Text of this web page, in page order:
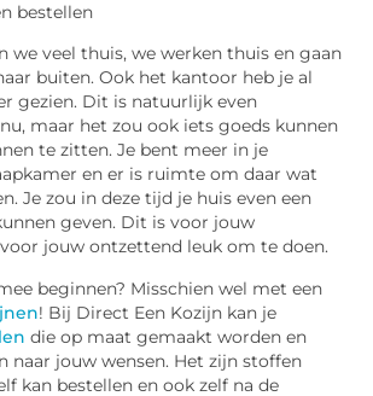
bestellen
we veel thuis, we werken thuis en gaan
buiten. Ook het kantoor heb je al
gezien. Dit is natuurlijk even
maar het zou ook iets goeds kunnen
te zitten. Je bent meer in je
en er is ruimte om daar wat
Je zou in deze tijd je huis even een
geven. Dit is voor jouw
jouw ontzettend leuk om te doen.
beginnen? Misschien wel met een
! Bij Direct Een Kozijn kan je
die op maat gemaakt worden en
naar jouw wensen. Het zijn stoffen
kan bestellen en ook zelf na de